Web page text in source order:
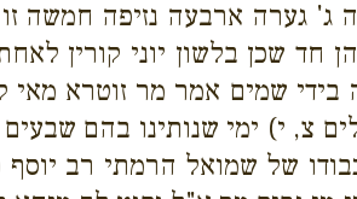
ג' גערה ארבעה נזיפה חמשה
חד שכן בלשון יוני קורין
שמים אמר מר זוטרא
צ, י) ימי שנותינו בהם
של שמואל הרמתי רב